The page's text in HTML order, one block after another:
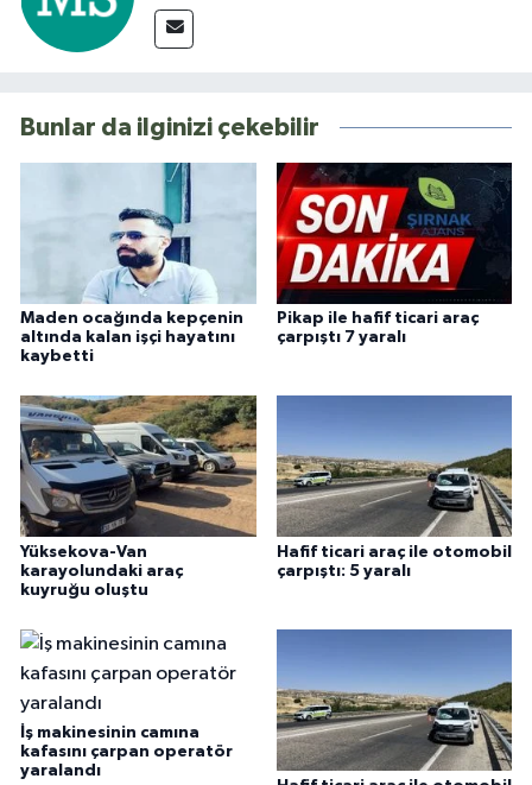
Bunlar da ilginizi çekebilir
Maden ocağında kepçenin
altında kalan işçi hayatını
kaybetti
Pikap ile hafif ticari araç
çarpıştı 7 yaralı
Yüksekova-Van
karayolundaki araç
kuyruğu oluştu
Hafif ticari araç ile otomobil
çarpıştı: 5 yaralı
İş makinesinin camına
kafasını çarpan operatör
yaralandı